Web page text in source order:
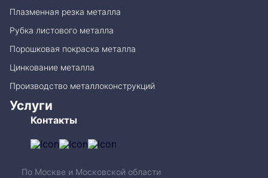
Плазменная резка металла
Рубка листового металла
Порошковая покраска металла
Цинкование металла
Производство металлоконструкций
Услуги
Контакты
По Москве и Московской области